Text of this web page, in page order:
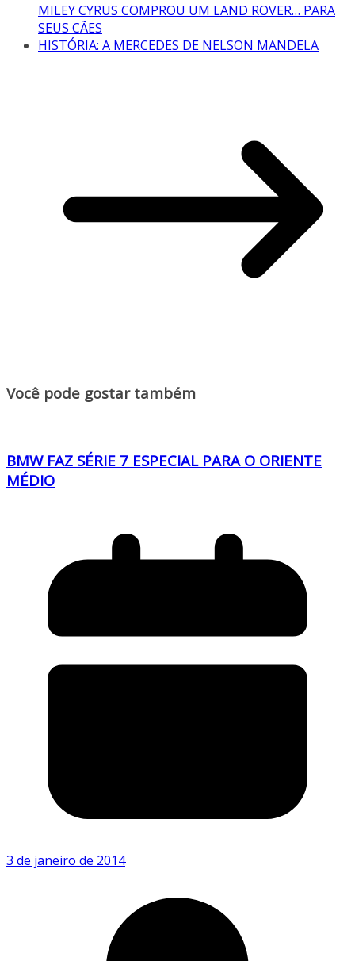
MILEY CYRUS COMPROU UM LAND ROVER… PARA
SEUS CÃES
HISTÓRIA: A MERCEDES DE NELSON MANDELA
Você pode gostar também
BMW FAZ SÉRIE 7 ESPECIAL PARA O ORIENTE
MÉDIO
3 de janeiro de 2014